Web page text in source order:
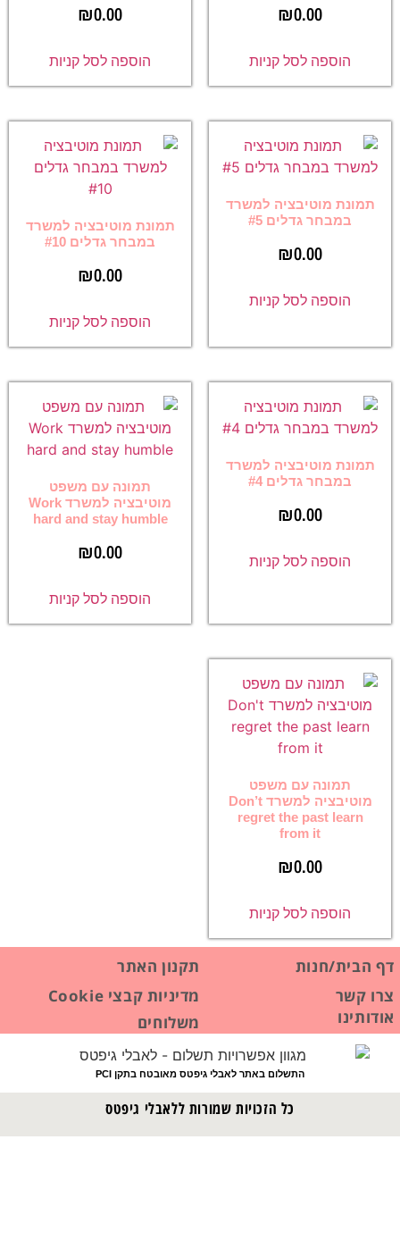
₪0.00
הוספה לסל קניות
₪0.00
הוספה לסל קניות
תמונת מוטיבציה למשרד
במבחר גדלים #5
₪0.00
הוספה לסל קניות
תמונת מוטיבציה למשרד
במבחר גדלים #10
₪0.00
הוספה לסל קניות
תמונת מוטיבציה למשרד
במבחר גדלים #4
₪0.00
הוספה לסל קניות
תמונה עם משפט
מוטיבציה למשרד Work
hard and stay humble
₪0.00
הוספה לסל קניות
תמונה עם משפט
מוטיבציה למשרד Don’t
regret the past learn
from it
₪0.00
הוספה לסל קניות
דף הבית/חנות
צרו קשר
תקנון האתר
מדיניות קבצי Cookie
אודותינו
משלוחים
התשלום באתר לאבלי גיפטס מאובטח בתקן PCI
כל הזכויות שמורות ללאבלי גיפטס